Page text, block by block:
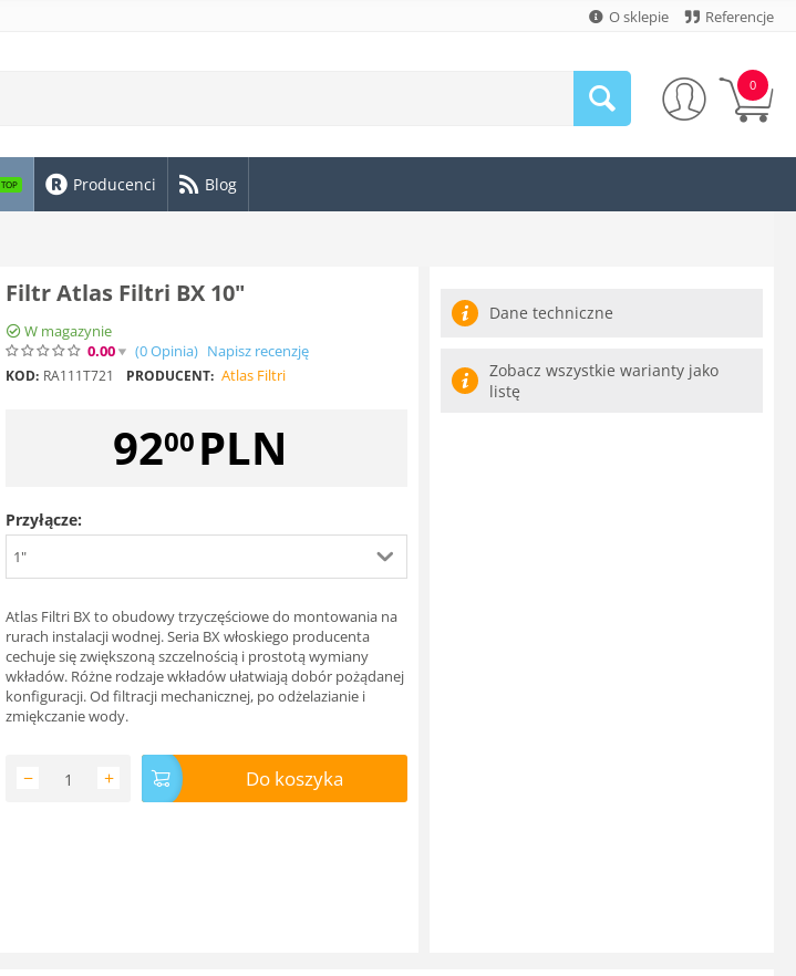
O sklepie Referencje
0
TOP Producenci Blog
Filtr Atlas Filtri BX 10"
W magazynie
0.00
(0Opinia) Napisz recenzję
KOD: RA111T721 PRODUCENT: Atlas Filtri
9200 PLN
Przyłącze:
1"
Atlas Filtri BX to obudowy trzyczęściowe do montowania na
rurach instalacji wodnej. Seria BX włoskiego producenta
cechuje się zwiększoną szczelnością i prostotą wymiany
wkładów. Różne rodzaje wkładów ułatwiają dobór pożądanej
konfiguracji. Od filtracji mechanicznej, po odżelazianie i
zmiękczanie wody.
+
− Do koszyka
Dane techniczne
Zobacz wszystkie warianty jako
listę